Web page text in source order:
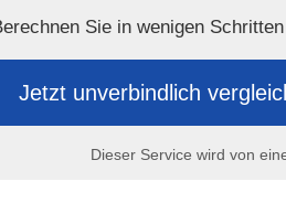
Sie in wenigen
Jetzt unverbindlich
Dieser Service wird von